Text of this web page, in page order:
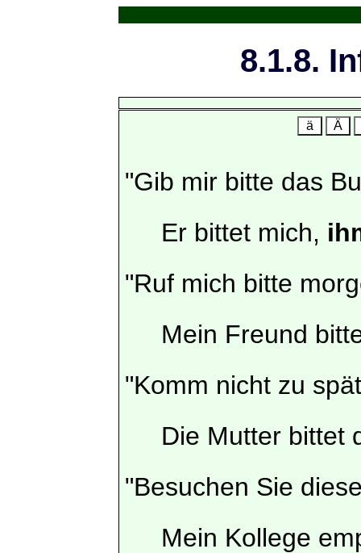
8.1.8.
ä Ä
"Gib mir bitte das
Er bittet mich,
"Ruf mich bitte
Mein Freund
"Komm nicht zu
Die Mutter bittet
"Besuchen Sie
Mein Kollege